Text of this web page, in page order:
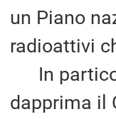
un Piano
radioattivi
In
dapprima il